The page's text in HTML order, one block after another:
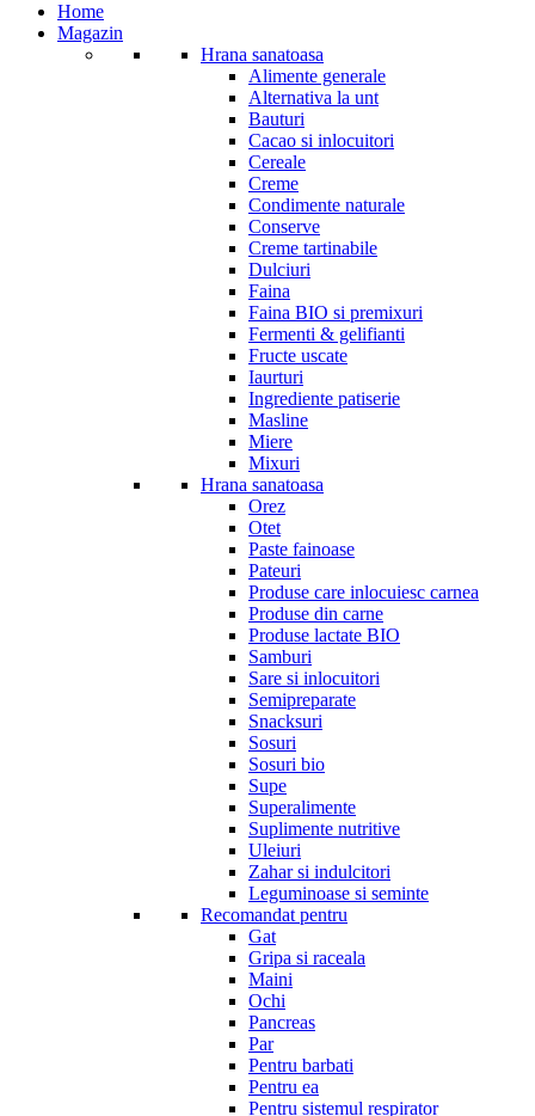
Home
Magazin
Hrana sanatoasa
Alimente generale
Alternativa la unt
Bauturi
Cacao si inlocuitori
Cereale
Creme
Condimente naturale
Conserve
Creme tartinabile
Dulciuri
Faina
Faina BIO si premixuri
Fermenti & gelifianti
Fructe uscate
Iaurturi
Ingrediente patiserie
Masline
Miere
Mixuri
Hrana sanatoasa
Orez
Otet
Paste fainoase
Pateuri
Produse care inlocuiesc carnea
Produse din carne
Produse lactate BIO
Samburi
Sare si inlocuitori
Semipreparate
Snacksuri
Sosuri
Sosuri bio
Supe
Superalimente
Suplimente nutritive
Uleiuri
Zahar si indulcitori
Leguminoase si seminte
Recomandat pentru
Gat
Gripa si raceala
Maini
Ochi
Pancreas
Par
Pentru barbati
Pentru ea
Pentru sistemul respirator